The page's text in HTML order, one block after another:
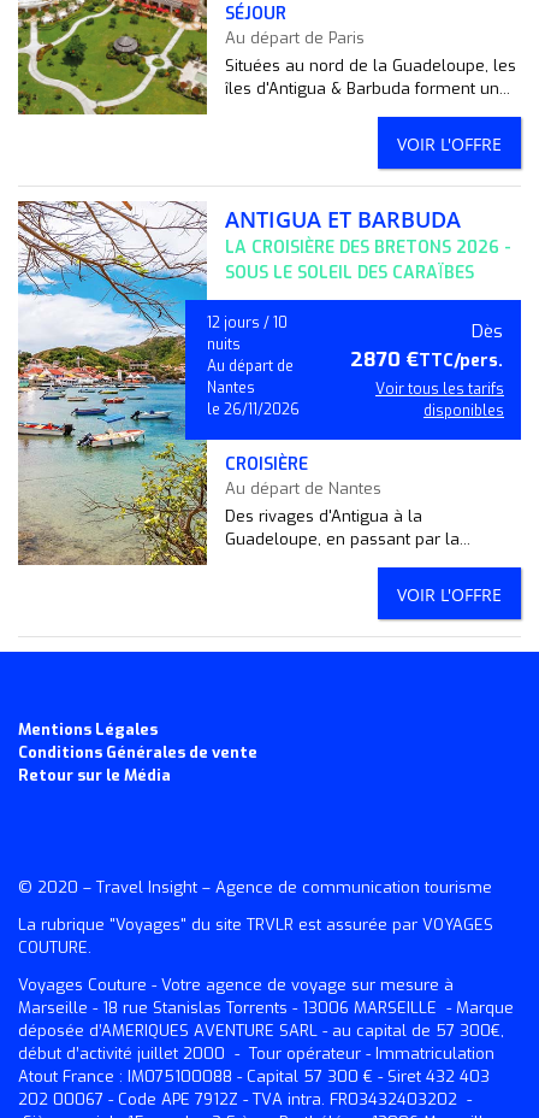
SÉJOUR
Au départ de Paris
Situées au nord de la Guadeloupe, les
îles d'Antigua & Barbuda forment un...
VOIR L'OFFRE
ANTIGUA ET BARBUDA
LA CROISIÈRE DES BRETONS 2026 -
SOUS LE SOLEIL DES CARAÏBES
12 jours / 10
nuits
Au départ de
Nantes
le 26/11/2026
Dès
2870 €TTC/pers.
Voir tous les tarifs
disponibles
CROISIÈRE
Au départ de Nantes
Des rivages d'Antigua à la
Guadeloupe, en passant par la...
VOIR L'OFFRE
Mentions Légales
Conditions Générales de vente
Retour sur le Média
© 2020 – Travel Insight – Agence de communication tourisme
La rubrique "Voyages" du site TRVLR est assurée par VOYAGES
COUTURE.
Voyages Couture - Votre agence de voyage sur mesure à
Marseille - 18 rue Stanislas Torrents - 13006 MARSEILLE - Marque
déposée d’AMERIQUES AVENTURE SARL - au capital de 57 300€,
début d’activité juillet 2000 - Tour opérateur - Immatriculation
Atout France : IM075100088 - Capital 57 300 € - Siret 432 403
202 00067 - Code APE 7912Z - TVA intra. FR03432403202 -